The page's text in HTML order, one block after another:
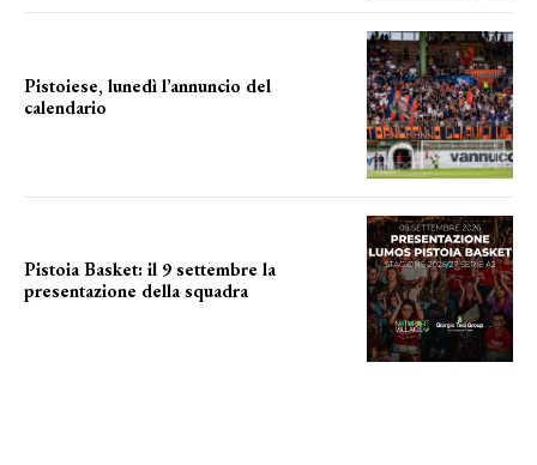
Pistoiese, lunedì l’annuncio del
calendario
Pistoia Basket: il 9 settembre la
presentazione della squadra